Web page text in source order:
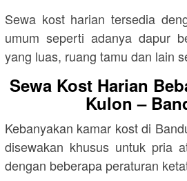
Sewa kost harian tersedia
umum seperti adanya dapur
yang luas, ruang tamu dan lain
Sewa Kost Harian
Kulon –
Kebanyakan kamar kost di
disewakan khusus untuk pria
dengan beberapa peraturan